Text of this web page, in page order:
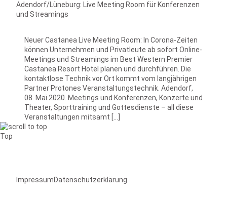
Adendorf/Lüneburg: Live Meeting Room für Konferenzen
und Streamings
Neuer Castanea Live Meeting Room: In Corona-Zeiten
können Unternehmen und Privatleute ab sofort Online-
Meetings und Streamings im Best Western Premier
Castanea Resort Hotel planen und durchführen. Die
kontaktlose Technik vor Ort kommt vom langjährigen
Partner Protones Veranstaltungstechnik. Adendorf,
08. Mai 2020. Meetings und Konferenzen, Konzerte und
Theater, Sporttraining und Gottesdienste – all diese
Veranstaltungen mitsamt […]
Top
ImpressumDatenschutzerklärung